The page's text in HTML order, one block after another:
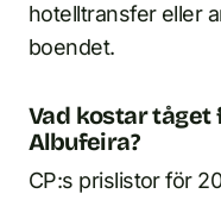
hotelltransfer eller
boendet.
Vad kostar tåget
Albufeira?
CP:s prislistor för